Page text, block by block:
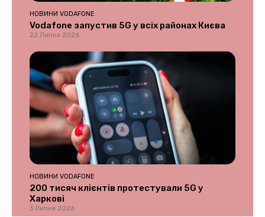
НОВИНИ VODAFONE
Vodafone запустив 5G у всіх районах Києва
22 Липня 2026
НОВИНИ VODAFONE
200 тисяч клієнтів протестували 5G у
Харкові
3 Липня 2026